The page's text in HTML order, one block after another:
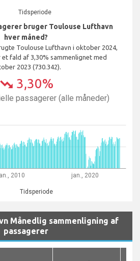
Tidsperiode
bruger Toulouse Lufthavn
hver måned?
Toulouse Lufthavn i oktober 2024,
fald af 3,30% sammenlignet med
2023 (730.342).
trending_down 3,30%
passagerer (alle måneder)
2010 jan., 2020
Tidsperiode
Månedlig sammenligning af
passagerer